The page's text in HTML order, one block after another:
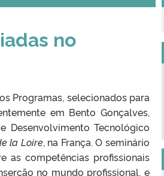
no
Programas, selecionados para
em Bento Gonçalves,
Desenvolvimento Tecnológico
la Loire, na França. O seminário
as competências profissionais
no mundo profissional, e